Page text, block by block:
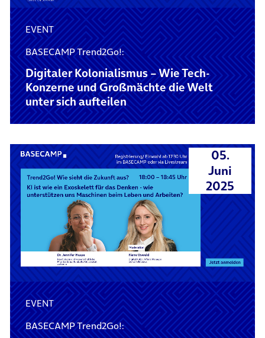
EVENT
BASECAMP Trend2Go!:
Digitaler Kolonialismus – Wie Tech-
Konzerne und Großmächte die Welt
unter sich aufteilen
05.
Juni
2025
EVENT
BASECAMP Trend2Go!: